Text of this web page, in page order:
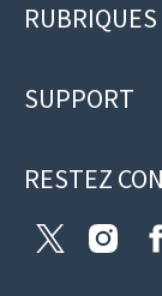
Pied
page
RUBRIQUES
SUPPORT
RESTEZ
Twitter